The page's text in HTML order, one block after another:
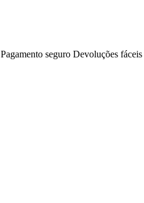
Pagamento seguro Devoluções fáceis